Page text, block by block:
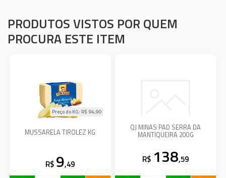
PRODUTOS VISTOS POR QUEM
PROCURA ESTE ITEM
MUSSARELA TIROLEZ KG
Preço do KG: R$ 94,90
R$ 9,49
QJ MINAS PAD SERRA DA
MANTIQUEIRA 200G
R$ 138,59